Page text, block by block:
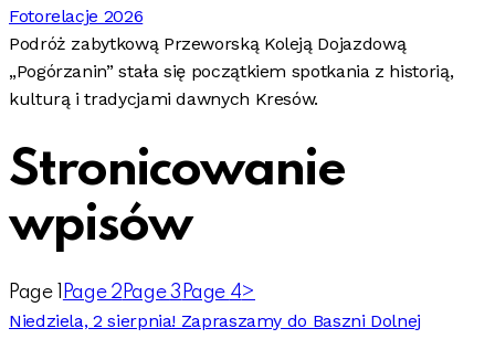
Fotorelacje 2026
Podróż zabytkową Przeworską Koleją Dojazdową
„Pogórzanin” stała się początkiem spotkania z historią,
kulturą i tradycjami dawnych Kresów.
Stronicowanie
wpisów
Page Page 2 Page3 Page 4>
Niedziela, 2 sierpnia! Zapraszamy do Baszni Dolnej